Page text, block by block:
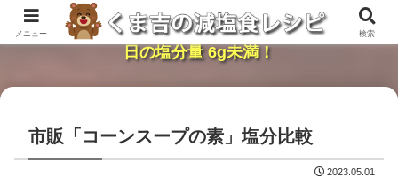
レンジで簡単・時短「くま吉の減塩食レシピ」１
日の塩分量 6g未満！
市販「コーンスープの素」塩分比較
2023.05.01
メニュー 検索